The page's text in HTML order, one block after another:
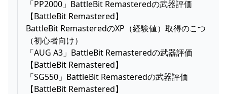
「PP2000」BattleBit Remasteredの武器評価
【BattleBit Remastered】
BattleBit RemasteredのXP（経験値）取得のこつ
（初心者向け）
「AUG A3」BattleBit Remasteredの武器評価
【BattleBit Remastered】
「SG550」BattleBit Remasteredの武器評価
【BattleBit Remastered】